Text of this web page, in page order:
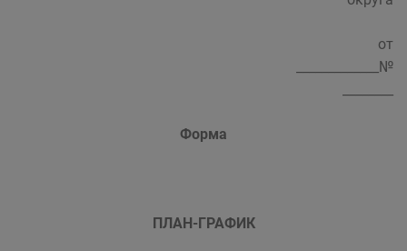
от
_____________№
Форма
ПЛАН-ГРАФИК